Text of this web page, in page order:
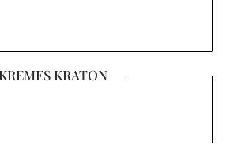
KREMES KRATON